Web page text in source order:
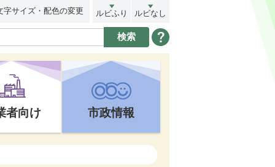
字サイズ・配色の変更 ルビふり ルビなし
者向け 市政情報